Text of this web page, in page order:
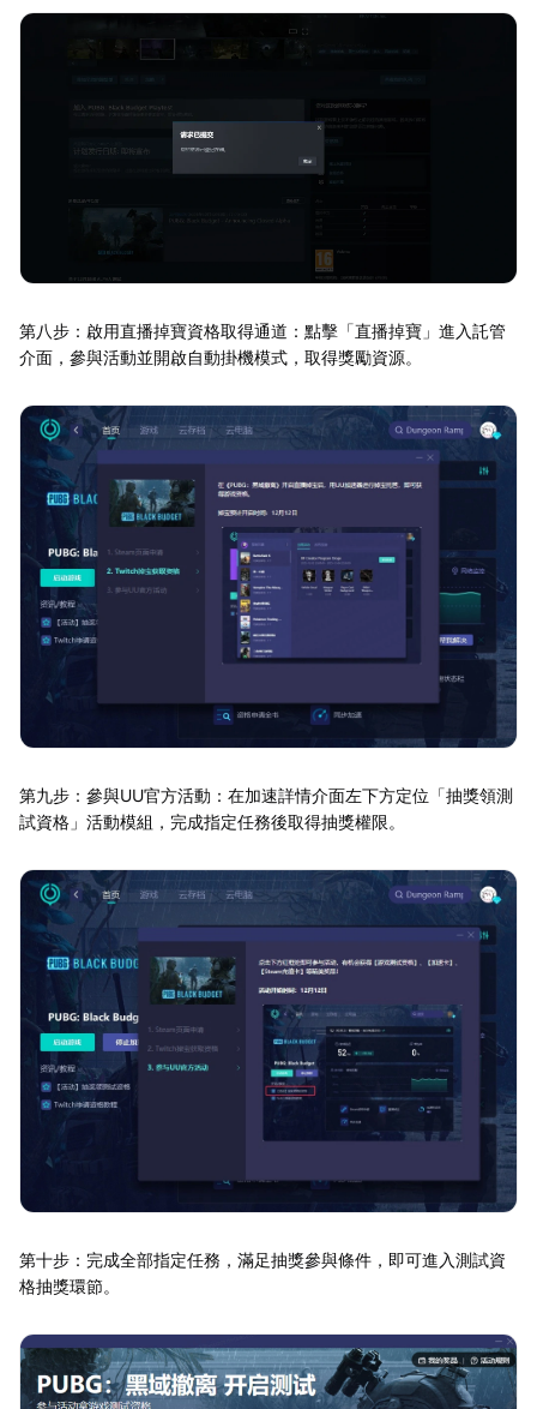
第八步：啟用直播掉寶資格取得通道：點擊「直播掉寶」進入託管
介面，參與活動並開啟自動掛機模式，取得獎勵資源。
第九步：參與UU官方活動：在加速詳情介面左下方定位「抽獎領測
試資格」活動模組，完成指定任務後取得抽獎權限。
第十步：完成全部指定任務，滿足抽獎參與條件，即可進入測試資
格抽獎環節。